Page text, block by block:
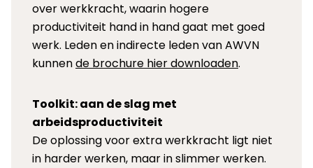
over werkkracht, waarin hogere
productiviteit hand in hand gaat met goed
werk. Leden en indirecte leden van AWVN
kunnende brochure hier downloaden.
Toolkit: aan de slag met
arbeidsproductiviteit
De oplossing voor extra werkkracht ligt niet
in harder werken, maar in slimmer werken.